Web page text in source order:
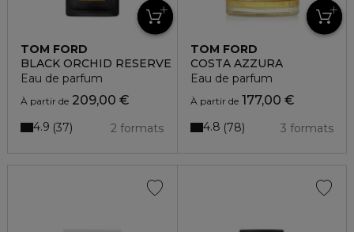
TOM FORD
BLACK ORCHID RESERVE
Eau de parfum
À partir de 209,00 €
2 formats
4.9 37
TOM FORD
COSTA AZZURA
Eau de parfum
À partir de177,00 €
3 formats
4.8 78